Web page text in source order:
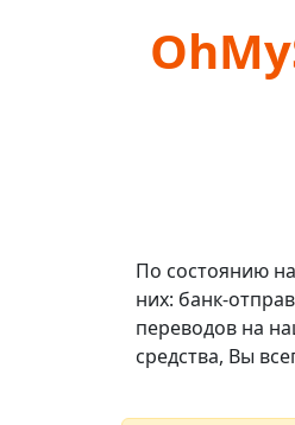
По состоянию
них: банк-
переводов на
средства, Вы